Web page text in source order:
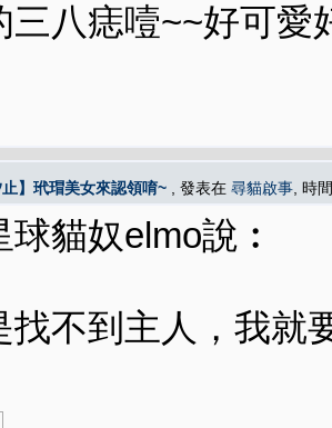
三八痣噎~~好可愛
止】玳瑁美女來認領唷~ , 發表在 尋貓啟事 , 時
貓奴elmo說︰
找不到主人，我就